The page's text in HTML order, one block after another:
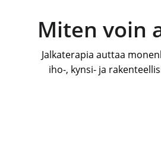
Miten voin
Jalkaterapia auttaa
iho-, kynsi- ja